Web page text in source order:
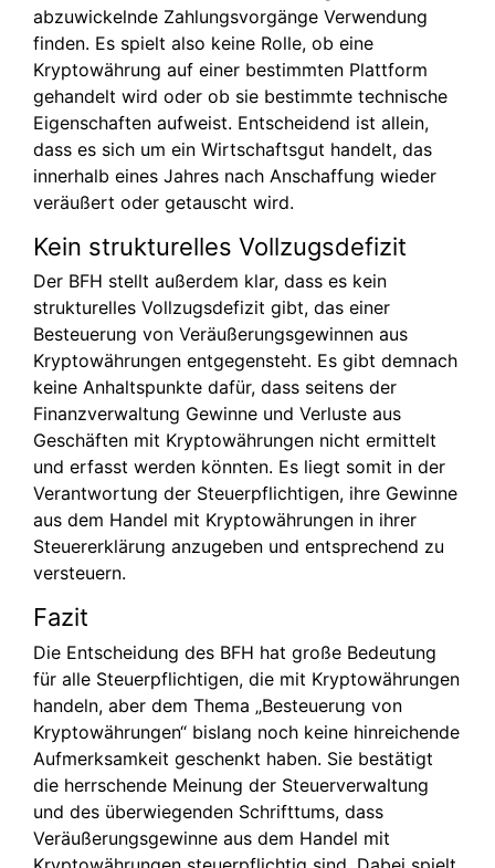
abzuwickelnde Zahlungsvorgänge Verwendung
finden. Es spielt also keine Rolle, ob eine
Kryptowährung auf einer bestimmten Plattform
gehandelt wird oder ob sie bestimmte technische
Eigenschaften aufweist. Entscheidend ist allein,
dass es sich um ein Wirtschaftsgut handelt, das
innerhalb eines Jahres nach Anschaffung wieder
veräußert oder getauscht wird.
Kein strukturelles Vollzugsdefizit
Der BFH stellt außerdem klar, dass es kein
strukturelles Vollzugsdefizit gibt, das einer
Besteuerung von Veräußerungsgewinnen aus
Kryptowährungen entgegensteht. Es gibt demnach
keine Anhaltspunkte dafür, dass seitens der
Finanzverwaltung Gewinne und Verluste aus
Geschäften mit Kryptowährungen nicht ermittelt
und erfasst werden könnten. Es liegt somit in der
Verantwortung der Steuerpflichtigen, ihre Gewinne
aus dem Handel mit Kryptowährungen in ihrer
Steuererklärung anzugeben und entsprechend zu
versteuern.
Fazit
Die Entscheidung des BFH hat große Bedeutung
für alle Steuerpflichtigen, die mit Kryptowährungen
handeln, aber dem Thema „Besteuerung von
Kryptowährungen“ bislang noch keine hinreichende
Aufmerksamkeit geschenkt haben. Sie bestätigt
die herrschende Meinung der Steuerverwaltung
und des überwiegenden Schrifttums, dass
Veräußerungsgewinne aus dem Handel mit